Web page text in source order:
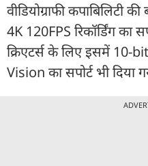
वीडियोग्राफी कपाबिलिटी
4K 120FPS रिकॉर्डिंग का
क्रिएटर्स के लिए इसमें 10-
Vision का सपोर्ट भी दिया